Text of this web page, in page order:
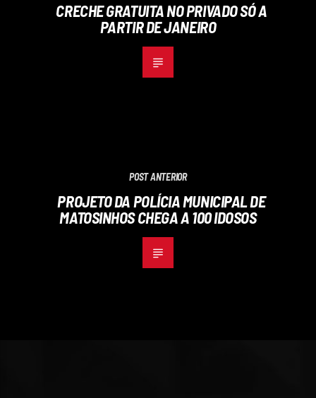
CRECHE GRATUITA NO PRIVADO SÓ A
PARTIR DE JANEIRO
POST ANTERIOR
PROJETO DA POLÍCIA MUNICIPAL DE
MATOSINHOS CHEGA A 100 IDOSOS